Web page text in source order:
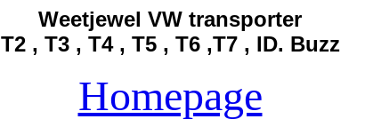
Weetjewel VW transporter
T2 , T3 , T4 , T5 , T6 ,T7 , ID. Buzz
Homepage